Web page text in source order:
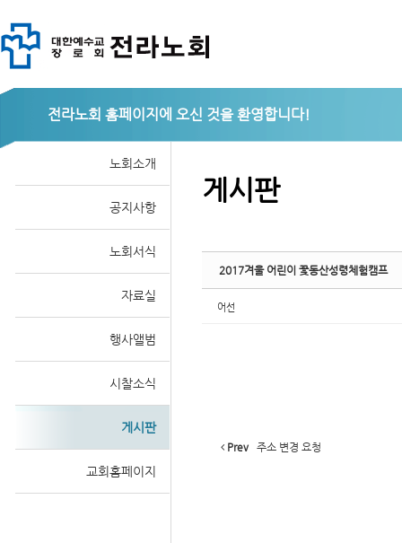
전라노회
노회소개
공지사항
노회서식
자료실
행사앨범
시찰소식
게시판
교회홈페이지
게시판
2017겨울 어린이 꽃동산성령체험캠프
어선
Prev 주소 변경 요청
스케치북5